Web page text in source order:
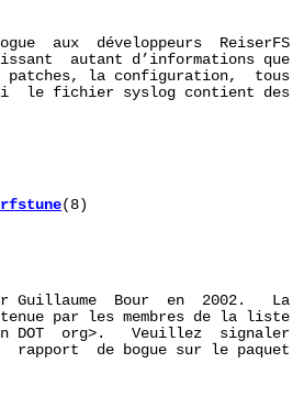
aux  développeurs  ReiserFS
autant d’informations que
la configuration,  tous
le fichier syslog contient des
(8)
Guillaume  Bour  en  2002.   La
par les membres de la liste
DOT  org>.   Veuillez  signaler
rapport  de bogue sur le paquet